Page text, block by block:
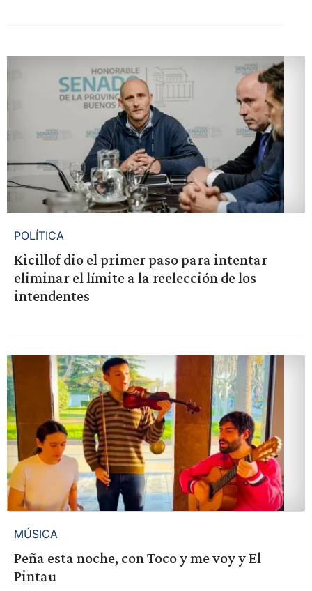
POLÍTICA
Kicillof dio el primer paso para intentar
eliminar el límite a la reelección de los
intendentes
MÚSICA
Peña esta noche, con Toco y me voy y El
Pintau